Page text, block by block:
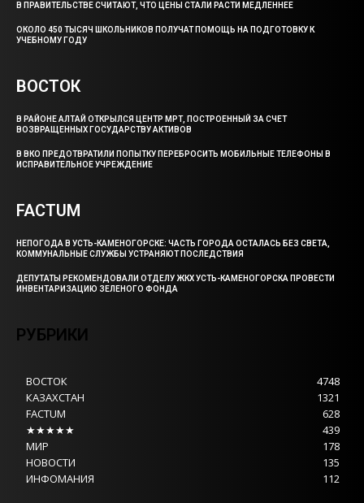
В ПРАВИТЕЛЬСТВЕ СЧИТАЮТ, ЧТО ЦЕНЫ СТАЛИ РАСТИ МЕДЛЕННЕЕ
ОКОЛО 450 ТЫСЯЧ ШКОЛЬНИКОВ ПОЛУЧАТ ПОМОЩЬ НА ПОДГОТОВКУ К
УЧЕБНОМУ ГОДУ
ВОСТОК
В РАЙОНЕ АЛТАЙ ОТКРЫЛСЯ ЦЕНТР МРТ, ПОСТРОЕННЫЙ ЗА СЧЕТ
ВОЗВРАЩЕННЫХ ГОСУДАРСТВУ АКТИВОВ
В ВКО ПРЕДОТВРАТИЛИ ПОПЫТКУ ПЕРЕБРОСИТЬ МОБИЛЬНЫЕ ТЕЛЕФОНЫ В
ИСПРАВИТЕЛЬНОЕ УЧРЕЖДЕНИЕ
FACTUM
НЕПОГОДА В УСТЬ-КАМЕНОГОРСКЕ: ЧАСТЬ ГОРОДА ОСТАЛАСЬ БЕЗ СВЕТА,
КОММУНАЛЬНЫЕ СЛУЖБЫ УСТРАНЯЮТ ПОСЛЕДСТВИЯ
ДЕПУТАТЫ РЕКОМЕНДОВАЛИ ОТДЕЛУ ЖКХ УСТЬ-КАМЕНОГОРСКА ПРОВЕСТИ
ИНВЕНТАРИЗАЦИЮ ЗЕЛЕНОГО ФОНДА
РУБРИКИ
ВОСТОК
4748
КАЗАХСТАН
1321
FACTUM
628
★★★★★
439
МИР
178
НОВОСТИ
135
ИНФОМАНИЯ
112